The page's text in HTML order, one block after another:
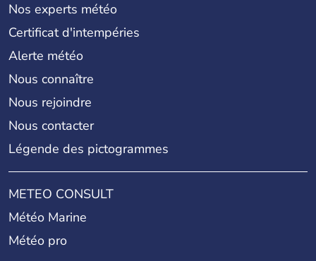
Nos experts météo
Certificat d'intempéries
Alerte météo
Nous connaître
Nous rejoindre
Nous contacter
Légende des pictogrammes
METEO CONSULT
Météo Marine
Météo pro